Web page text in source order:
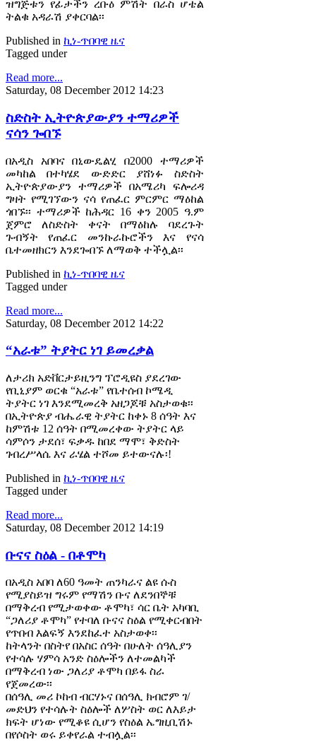
ዝግጅቱን የፊታችን ረቡዕ ምሽት በራስ ሆቴል
ትልቁ አዳራሽ ያቀርባል፡፡
Published in ኪነ-ጥበባዊ ዜና
Tagged under
Read more...
Saturday, 08 December 2012 14:23
ስድስት ኢትዮጵያውያን ተማሪዎች
ናሳን ጐበኙ
በአዲስ አበባና በኒውዴልሂ በ2000 ተማሪዎች
መካከል በተካሄደ ውድድር ያሸነፉ ስድስት
ኢትዮጵያውያን ተማሪዎች በአሜሪካ ፍሎሪዳ
ግዛት የሚገኘውን ናሳ የጠፈር ምርምር ማዕከል
ጎበኙ፡፡ ተማሪዎች ከሕዳር 16 ቀን 2005 ዓ.ም
ጀምሮ ለስድስት ቀናት በማዕከሉ ባደረጉት
ጉብኝት የጠፈር መንኩራኩሮችን እና የናሳ
ቤተመዘክርን እንደጐበኙ ለማወቅ ተችሏል፡፡
Published in ኪነ-ጥበባዊ ዜና
Tagged under
Read more...
Saturday, 08 December 2012 14:22
“አራቱ” ትያትር ነገ ይመረቃል
ለታሪክ አድቨርታይዚንግ ፕሮዲዩስ ያደረገው
የቢኒያም ወርቁ “አራቱ” የቤተሰብ ኮሜዲ
ትያትር ነገ እንደሚመረቅ አዘጋጆቹ አስታወቁ፡፡
በኢትዮጵያ ብሔራዊ ትያትር ከቀኑ 8 ሰዓት እና
ከምሽቱ 12 ሰዓት በሚመረቀው ትያትር ላይ
ሳምሶን ታደሰ፣ ፍቃዱ ከበደ ማሞ፣ ቅድስት
ገብረሥላሴ እና ራሄል ተሾመ ይተውናሉ፡!
Published in ኪነ-ጥበባዊ ዜና
Tagged under
Read more...
Saturday, 08 December 2012 14:19
ቡናና ስዕል - በቶሞካ
በአዲስ አበባ ለ60 ዓመት ጠንካራና ልዩ ሱስ
የሚያስይዝ ግሩም የማሽን ቡና ለደንበኞቹ
በማቅረብ የሚታወቀው ቶሞካ፣ ሳር ቤት አካባቢ
“ጋለሪያ ቶሞካ” የተባለ ቡናና ስዕል የሚቀርብበት
የጥበብ እልፍኝ እንደከፈተ አስታወቀ፡፡
ከትላንት በስትየ በአስር ሰዓት በሁለት ሰዓሊያን
የተሳሉ ሃምሳ አንድ ስዕሎችን ለተመልካች
በማቅረብ ነው ጋለሪያ ቶሞካ በይፋ ስራ
የጀመረው፡፡
በሰዓሊ መሪ ኮከብ ብርሃኑና በሰዓሊ ክብሮም ገ/
መድህን የተሳሉት ስዕሎች ለሦስት ወር ለእይታ
ክፍት ሆነው የሚቆዩ ሲሆን የስዕል ኤግዚቢሽኑ
በየሶስት ወሩ ይቀየራል ተብሏል፡፡